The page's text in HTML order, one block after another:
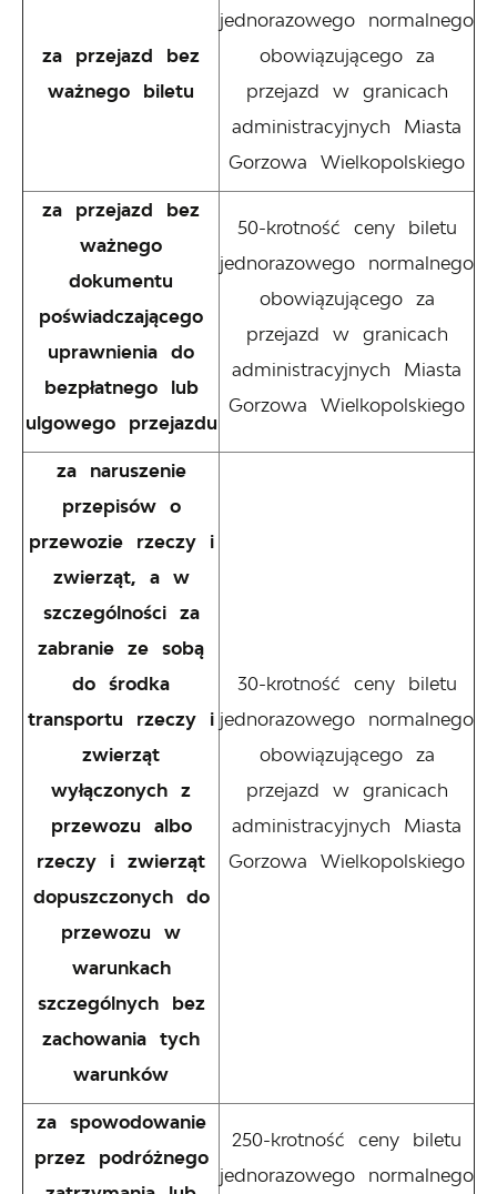
za przejazd bez
ważnego biletu
jednorazowego normalnego
obowiązującego za
przejazd w granicach
administracyjnych Miasta
Gorzowa Wielkopolskiego
za przejazd bez
ważnego
dokumentu
poświadczającego
uprawnienia do
bezpłatnego lub
ulgowego przejazdu
50-krotność ceny biletu
jednorazowego normalnego
obowiązującego za
przejazd w granicach
administracyjnych Miasta
Gorzowa Wielkopolskiego
za naruszenie
przepisów o
przewozie rzeczy i
zwierząt, a w
szczególności za
zabranie ze sobą
do środka
transportu rzeczy i
zwierząt
wyłączonych z
przewozu albo
rzeczy i zwierząt
dopuszczonych do
przewozu w
warunkach
szczególnych bez
zachowania tych
warunków
30-krotność ceny biletu
jednorazowego normalnego
obowiązującego za
przejazd w granicach
administracyjnych Miasta
Gorzowa Wielkopolskiego
za spowodowanie
przez podróżnego
250-krotność ceny biletu
jednorazowego normalnego